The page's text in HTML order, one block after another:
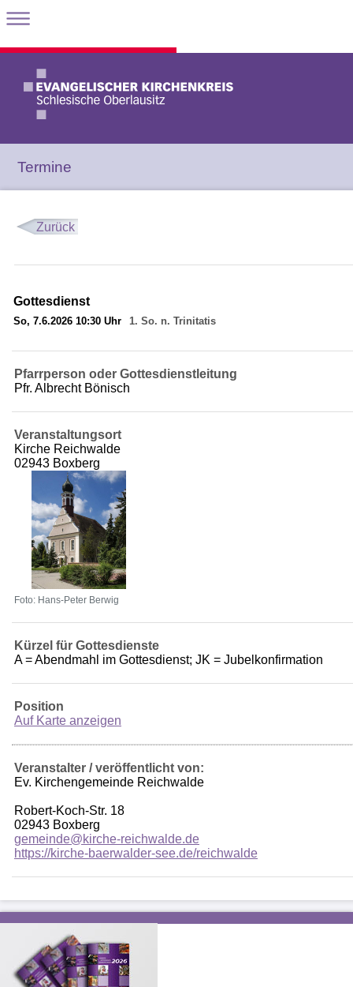
Termine
Zurück
Gottesdienst
So, 7.6.2026 10:30 Uhr 1. So. n. Trinitatis
Pfarrperson oder Gottesdienstleitung
Pfr. Albrecht Bönisch
Veranstaltungsort
Kirche Reichwalde
02943 Boxberg
Foto: Hans-Peter Berwig
Kürzel für Gottesdienste
A = Abendmahl im Gottesdienst; JK = Jubelkonfirmation
Position
Auf Karte anzeigen
Veranstalter / veröffentlicht von:
Ev. Kirchengemeinde Reichwalde
Robert-Koch-Str. 18
02943 Boxberg
gemeinde@kirche-reichwalde.de
https://kirche-baerwalder-see.de/reichwalde